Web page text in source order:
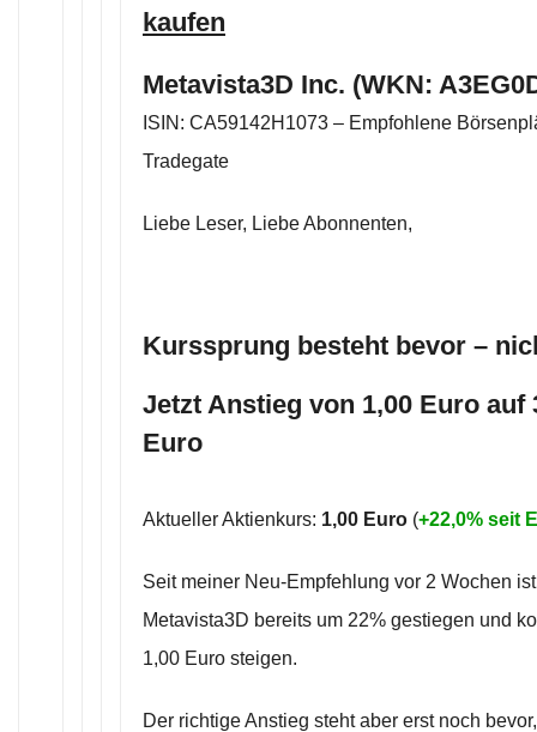
kaufen
Metavista3D Inc. (WKN:
ISIN: CA59142H1073 – Empfohlene
Tradegate
Liebe Leser, Liebe Abonnenten,
Kurssprung besteht bevor –
Jetzt Anstieg von 1,00 Euro auf
Euro
Aktueller Aktienkurs: 1,00 Euro (+22,0% seit
Seit meiner Neu-Empfehlung vor 2 Wochen
Metavista3D bereits um 22% gestiegen und
1,00 Euro steigen.
Der richtige Anstieg steht aber erst noch